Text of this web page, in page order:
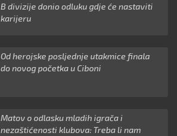
B divizije donio odluku gdje će nastaviti
karijeru
Od herojske posljednje utakmice finala
do novog početka u Ciboni
Matov o odlasku mladih igrača i
nezaštićenosti klubova: Treba li nam